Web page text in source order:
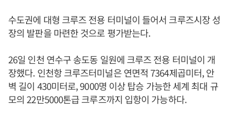
수도권에 대형 크루즈 전용 터미널이 들어서 크루즈시장 성
장의 발판을 마련한 것으로 평가받는다.
26일 인천 연수구 송도동 일원에 크루즈 전용 터미널이 개
장했다. 인천항 크루즈터미널은 연면적 7364제곱미터, 안
벽 길이 430미터로, 9000명 이상 탑승 가능한 세계 최대 규
모의 22만5000톤급 크루즈까지 입항이 가능하다.